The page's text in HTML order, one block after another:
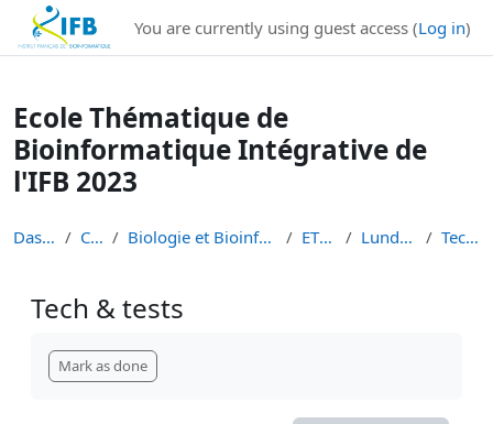
Institut Français de Bioinformatique - Les formations
Skip to main contentYou are currently using guest access (Log in)
Ecole Thématique de
Bioinformatique Intégrative de
l'IFB 2023
Dashboard Courses Biologie et Bioinformatique Intégratives ETBII 2023 Lundi 16 Janvier Tech & tests
Tech & tests
Mark as done